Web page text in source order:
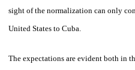
sight of the normalization can only
United States to Cuba.
The expectations are evident both in